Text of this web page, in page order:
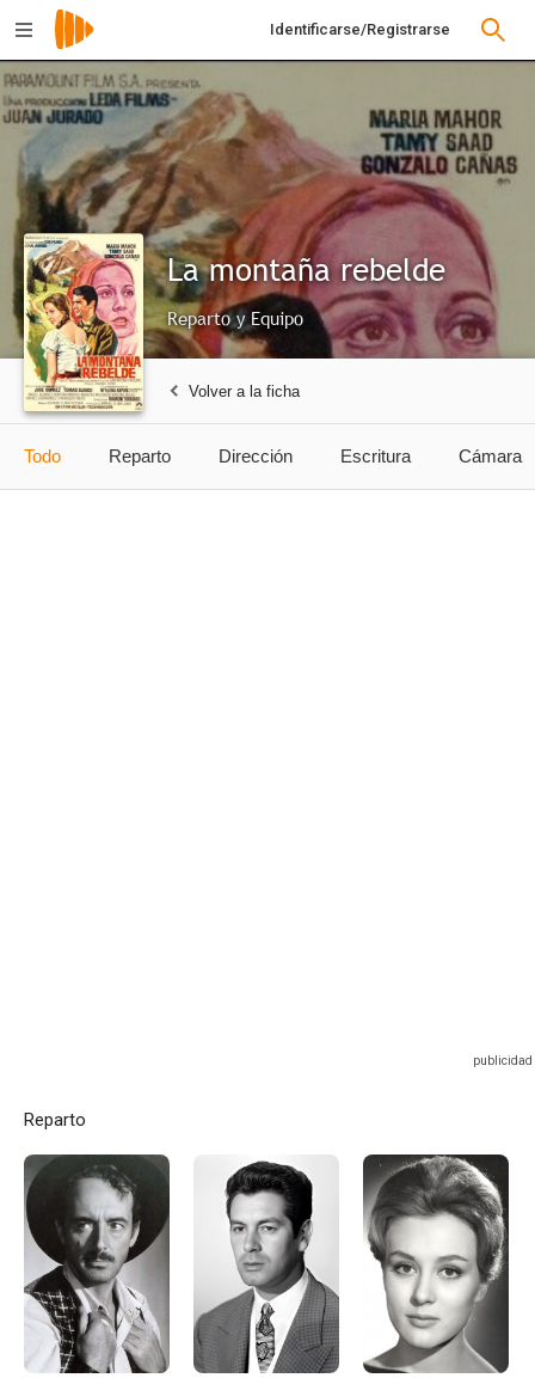
Identificarse/Registrarse
La montaña rebelde
Reparto y Equipo
Volver a la ficha
Todo Reparto Dirección Escritura Cámara
Reparto